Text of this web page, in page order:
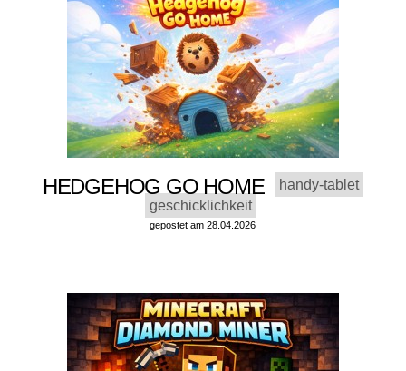
HEDGEHOG GO HOME
handy-tablet
geschicklichkeit
gepostet am 28.04.2026